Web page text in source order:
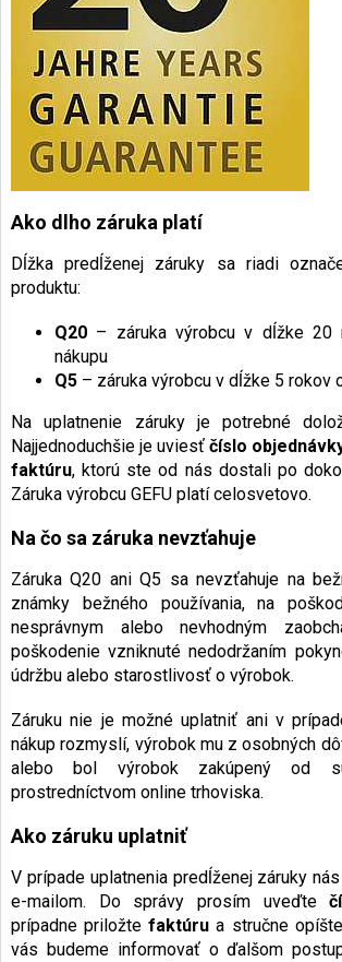
Ako dlho záruka platí
Dĺžka predĺženej záruky sa riadi
produktu:
Q20 – záruka výrobcu v dĺžke 20
nákupu
Q5 – záruka výrobcu v dĺžke 5 rokov
Na uplatnenie záruky je potrebné
Najjednoduchšie je uviesť číslo
faktúru, ktorú ste od nás dostali po
Záruka výrobcu GEFU platí celosvetovo.
Na čo sa záruka nevzťahuje
Záruka Q20 ani Q5 sa nevzťahuje na
známky bežného používania, na
nesprávnym alebo nevhodným
poškodenie vzniknuté nedodržaním
údržbu alebo starostlivosť o výrobok.
Záruku nie je možné uplatniť ani v
nákup rozmyslí, výrobok mu z osobných
alebo bol výrobok zakúpený od
prostredníctvom online trhoviska.
Ako záruku uplatniť
V prípade uplatnenia predĺženej záruky
e-mailom. Do správy prosím uveďte
prípadne priložtefaktúru a stručne
vás budeme informovať o ďalšom